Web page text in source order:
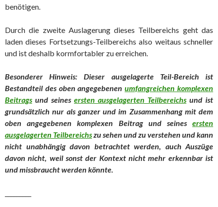
benötigen.
Durch die zweite Auslagerung dieses Teilbereichs geht das
laden dieses Fortsetzungs-Teilbereichs also weitaus schneller
und ist deshalb kormfortabler zu erreichen.
Besonderer Hinweis: Dieser ausgelagerte Teil-Bereich ist
Bestandteil des oben angegebenenumfangreichen komplexen
Beitrags und seines ersten ausgelagerten Teilbereichs und ist
grundsätzlich nur als ganzer und im Zusammenhang mit dem
oben angegebenen komplexen Beitrag und seines ersten
ausgelagerten Teilbereichszu sehen und zu verstehen und kann
nicht unabhängig davon betrachtet werden, auch Auszüge
davon nicht, weil sonst der Kontext nicht mehr erkennbar ist
und missbraucht werden könnte.